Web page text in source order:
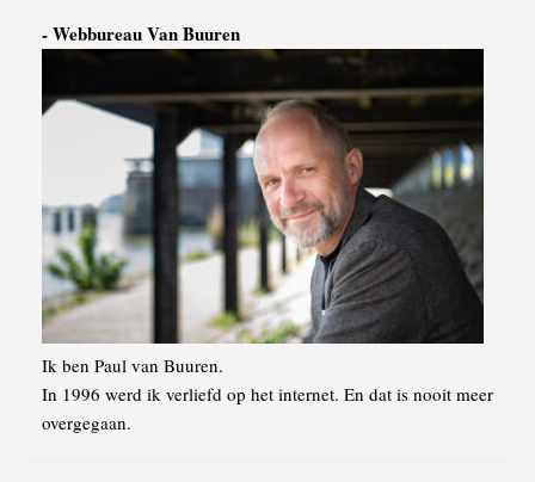
Webbureau Van Buuren
Ik ben Paul van Buuren.
In 1996 werd ik verliefd op het internet. En dat is nooit meer
overgegaan.